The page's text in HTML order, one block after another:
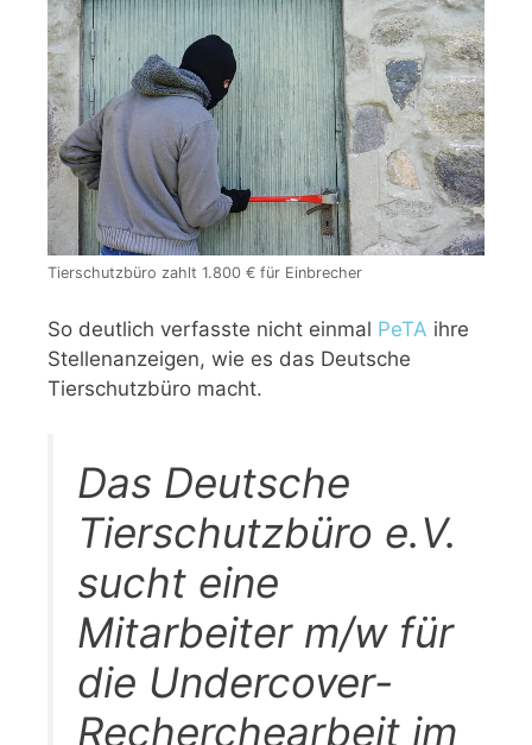
Tierschutzbüro zahlt 1.800 € für Einbrecher
So deutlich verfasste nicht einmal PeTA ihre
Stellenanzeigen, wie es das Deutsche
Tierschutzbüro macht.
Das Deutsche
Tierschutzbüro e.V.
sucht eine
Mitarbeiter m/w für
die Undercover-
Recherchearbeit im